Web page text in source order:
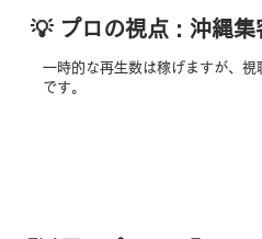
一時的な再生数は稼げますが、
です。
​💡 プロの視点 : 沖縄集